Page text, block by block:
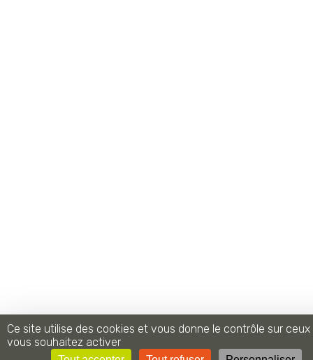
Ce site utilise des cookies et vous donne le contrôle sur ceux
vous souhaitez activer